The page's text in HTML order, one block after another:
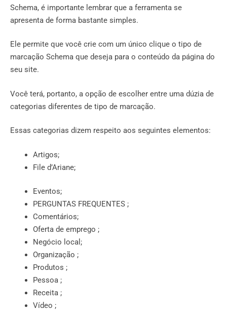
Schema, é importante lembrar que a ferramenta se
apresenta de forma bastante simples.
Ele permite que você crie com um único clique o tipo de
marcação Schema que deseja para o conteúdo da página do
seu site.
Você terá, portanto, a opção de escolher entre uma dúzia de
categorias diferentes de tipo de marcação.
Essas categorias dizem respeito aos seguintes elementos:
Artigos;
File d’Ariane;
Eventos;
PERGUNTAS FREQUENTES ;
Comentários;
Oferta de emprego ;
Negócio local;
Organização ;
Produtos ;
Pessoa ;
Receita ;
Vídeo ;